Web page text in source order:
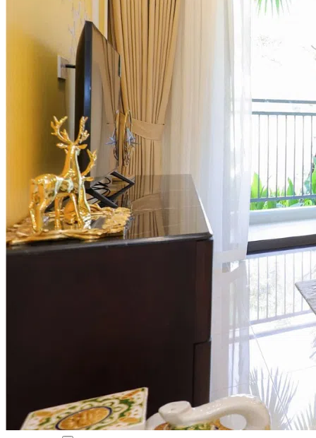
Thi công Nội thất showroom
Thi công Nội thất phòng gym
Thi công Nội thất nhà hàng
Công trình khác
Nội thất
Tủ bếp
Tủ quần áo
Cửa nội thất
Ốp tường trang trí
Sofa
Bàn thờ
Ngôi nhà thông minh
Vách ngăn phòng
Bàn làm việc
Sàn gỗ, ốp cầu thang
Giường ngủ
Bàn ghế ăn
Tủ tivi
Phụ kiện nội thất
Tìm
kiếm: